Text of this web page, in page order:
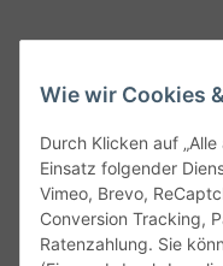
Wie wir Cookies
Durch Klicken auf
Einsatz folgender
Vimeo, Brevo,
Conversion Tracking,
Ratenzahlung. Sie
Service
Gesetzliche